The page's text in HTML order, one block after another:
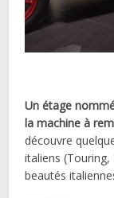
Un étage
la machine à
découvre
italiens
beautés